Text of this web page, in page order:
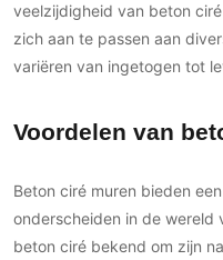
veelzijdigheid van beton
zich aan te passen aan
variëren van ingetogen tot
Voordelen van
Beton ciré muren bieden
onderscheiden in de wereld
beton ciré bekend om zijn